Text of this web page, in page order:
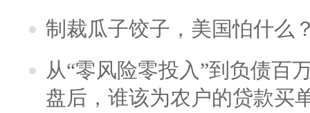
制裁瓜子饺子，美国怕什么
从“零风险零投入”到负债百
盘后，谁该为农户的贷款买